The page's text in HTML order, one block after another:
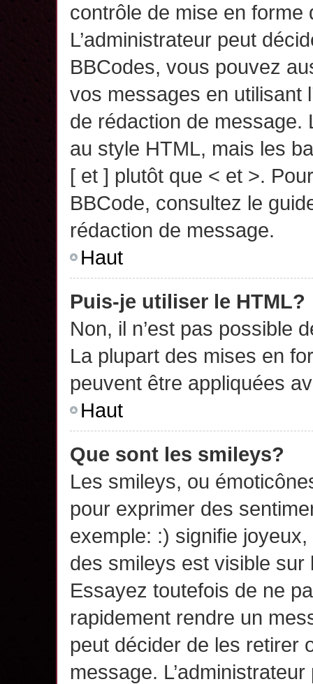
contrôle de mise en forme
L’administrateur peut
BBCodes, vous pouvez
vos messages en utilisant
de rédaction de message.
au style HTML, mais les
[ et ] plutôt que < et >.
BBCode, consultez le
rédaction de message.
Haut
Puis-je utiliser le HTML?
Non, il n’est pas possible
La plupart des mises en
peuvent être appliquées
Haut
Que sont les smileys?
Les smileys, ou
pour exprimer des
exemple: :) signifie
des smileys est visible
Essayez toutefois de ne
rapidement rendre un
peut décider de les retirer
message.